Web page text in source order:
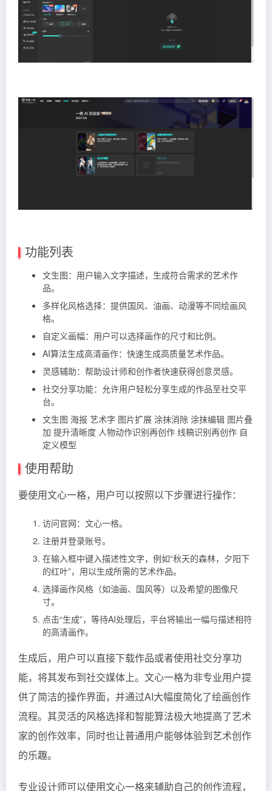
功能列表
文生图：用户输入文字描述，生成符合需求的艺术作
品。
多样化风格选择：提供国风、油画、动漫等不同绘画风
格。
自定义画幅：用户可以选择画作的尺寸和比例。
AI算法生成高清画作：快速生成高质量艺术作品。
灵感辅助：帮助设计师和创作者快速获得创意灵感。
社交分享功能：允许用户轻松分享生成的作品至社交平
台。
文生图 海报 艺术字 图片扩展 涂抹消除 涂抹编辑 图片叠
加 提升清晰度 人物动作识别再创作 线稿识别再创作 自
定义模型
使用帮助
要使用文心一格，用户可以按照以下步骤进行操作：
访问官网：文心一格。
注册并登录账号。
在输入框中键入描述性文字，例如“秋天的森林，夕阳下
的红叶”，用以生成所需的艺术作品。
选择画作风格（如油画、国风等）以及希望的图像尺
寸。
点击“生成”，等待AI处理后，平台将输出一幅与描述相符
的高清画作。
生成后，用户可以直接下载作品或者使用社交分享功
能，将其发布到社交媒体上。文心一格为非专业用户提
供了简洁的操作界面，并通过AI大幅度简化了绘画创作
流程。其灵活的风格选择和智能算法极大地提高了艺术
家的创作效率，同时也让普通用户能够体验到艺术创作
的乐趣。
专业设计师可以使用文心一格来辅助自己的创作流程，